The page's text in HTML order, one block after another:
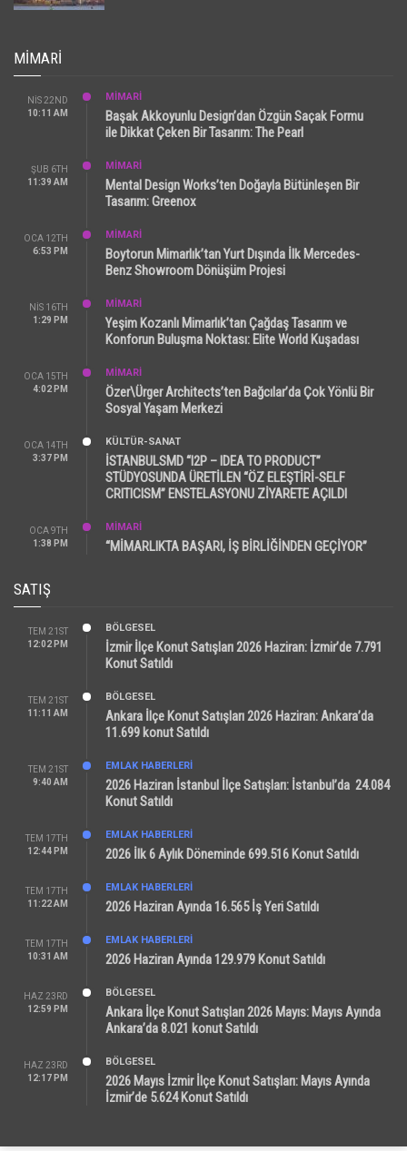
MIMARI
NIS 22ND
10:11 AM
MİMARİ
Başak Akkoyunlu Design’dan Özgün Saçak Formu
ile Dikkat Çeken Bir Tasarım: The Pearl
ŞUB 6TH
11:39 AM
MİMARİ
Mental Design Works’ten Doğayla Bütünleşen Bir
Tasarım: Greenox
OCA 12TH
6:53 PM
MİMARİ
Boytorun Mimarlık’tan Yurt Dışında İlk Mercedes-
Benz Showroom Dönüşüm Projesi
NIS 16TH
1:29 PM
MİMARİ
Yeşim Kozanlı Mimarlık’tan Çağdaş Tasarım ve
Konforun Buluşma Noktası: Elite World Kuşadası
OCA 15TH
4:02 PM
MİMARİ
Özer\Ürger Architects’ten Bağcılar’da Çok Yönlü Bir
Sosyal Yaşam Merkezi
OCA 14TH
3:37 PM
KÜLTÜR-SANAT
İSTANBULSMD “I2P – IDEA TO PRODUCT”
STÜDYOSUNDA ÜRETİLEN “ÖZ ELEŞTİRİ-SELF
CRITICISM” ENSTELASYONU ZİYARETE AÇILDI
OCA 9TH
1:38 PM
MİMARİ
“MİMARLIKTA BAŞARI, İŞ BİRLİĞİNDEN GEÇİYOR”
SATIŞ
TEM 21ST
12:02 PM
BÖLGESEL
İzmir İlçe Konut Satışları 2026 Haziran: İzmir’de 7.791
Konut Satıldı
TEM 21ST
11:11 AM
BÖLGESEL
Ankara İlçe Konut Satışları 2026 Haziran: Ankara’da
11.699 konut Satıldı
TEM 21ST
9:40 AM
EMLAK HABERLERI
2026 Haziran İstanbul İlçe Satışları: İstanbul’da 24.084
Konut Satıldı
TEM 17TH
12:44 PM
EMLAK HABERLERI
2026 İlk 6 Aylık Döneminde 699.516 Konut Satıldı
TEM 17TH
11:22 AM
EMLAK HABERLERI
2026 Haziran Ayında 16.565 İş Yeri Satıldı
TEM 17TH
10:31 AM
EMLAK HABERLERI
2026 Haziran Ayında 129.979 Konut Satıldı
HAZ 23RD
12:59 PM
BÖLGESEL
Ankara İlçe Konut Satışları 2026 Mayıs: Mayıs Ayında
Ankara’da 8.021 konut Satıldı
HAZ 23RD
12:17 PM
BÖLGESEL
2026 Mayıs İzmir İlçe Konut Satışları: Mayıs Ayında
İzmir’de 5.624 Konut Satıldı